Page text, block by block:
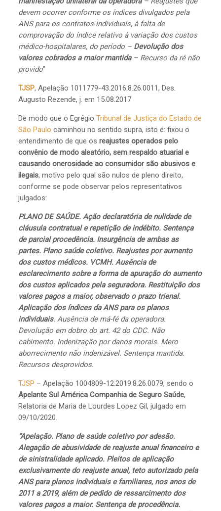
devem ocorrer conforme os índices divulgados pela
ANS para os contratos individuais, à falta de
comprovação do índice relativo à variação dos custos
médico-hospitalares, do período – Devolução dos
valores cobrados a maior mantida– Recurso da ré não
provido”
TJSP, Apelação 1011779-43.2016.8.26.0011, Des.
Augusto Rezende, j. em 15.08.2017
De modo que o EgrégioTribunal de Justiça do Estado de
São Paulo caminhou no sentido supra, isto é: fixou o
entendimento de que osreajustes operados pelo
convênio de modo aleatório, sem respaldo atuarial e
causando onerosidade ao consumidor são abusivos e
ilegais, motivo pelo qual são nulos de pleno direito,
conforme se pode observar pelos representativos
julgados:
PLANO DE SAÚDE. Ação declaratória de nulidade de
cláusula contratual e repetição de indébito. Sentença
de parcial procedência. Insurgência de ambas as
partes. Plano saúde coletivo. Reajustes por aumento
dos custos médicos. VCMH. Ausência de
esclarecimento sobre a forma de apuração do aumento
dos custos aplicados pela seguradora. Restituição dos
valores pagos a maior, observado o prazo trienal.
Aplicação dos índices da ANS para os planos
individuais. Ausência de má-fé da operadora.
Devolução em dobro do art. 42 do CDC. Não
cabimento. Indenização por danos morais. Mero
aborrecimento não indenizável. Sentença mantida.
Recursos desprovidos.
TJSP – Apelação 1004809-12.2019.8.26.0079, sendo o
Apelante Sul América Companhia de Seguro Saúde,
Relatoria de Maria de Lourdes Lopez Gil, julgado em
09/10/2020.
“Apelação. Plano de saúde coletivo por adesão.
Alegação de abusividade de reajuste anual financeiro e
de sinistralidade aplicado. Pleitos de aplicação
exclusivamente do reajuste anual, teto autorizado pela
ANS para planos individuais e familiares, nos anos de
2011 a 2019, além de pedido de ressarcimento dos
valores pagos a maior. Sentença de procedência.